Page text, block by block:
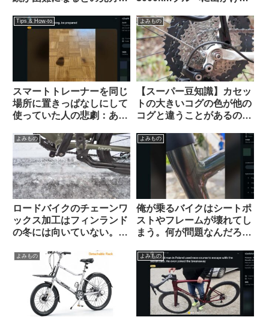
スレッドから）
Tips & How-to
スマートトレーナーを同じ
場所に置きっぱなしにして
使っていた人の悲劇：あな
示板から）
よみもの
【スーパー豆知識】カセッ
トの大きいコグの色が他の
コグと違うことがあるのは
よみもの
ロードバイクのチェーンワ
ックス加工はフィンランド
の冬には向いていない。大
でも弱い？（海外掲示板か
よみもの
俺が乗るバイクはシートポ
ストやフレームが壊れてし
まう。何が問題なんだろ
示板より】
よみもの よみもの